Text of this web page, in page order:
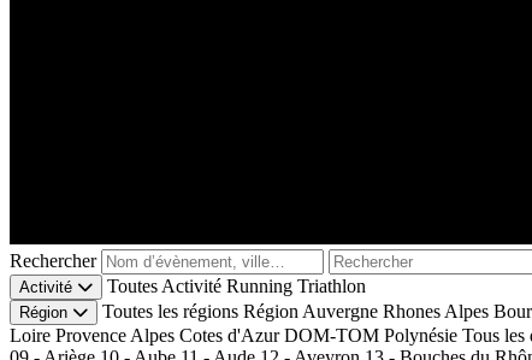
Rechercher
Activité Toutes Activité Running Triathlon
Région Toutes les régions Région Auvergne Rhones Alpes
Loire Provence Alpes Cotes d'Azur DOM-TOM Polynésie Tous les